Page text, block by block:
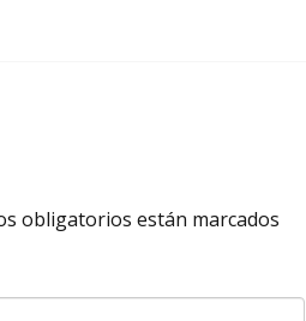
obligatorios están marcados